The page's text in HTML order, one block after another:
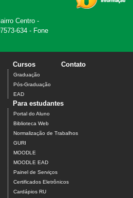
Centro -
634 - Fone
Cursos
Graduação
Pós-Graduação
EAD
Contato
Para estudantes
Portal do Aluno
Biblioteca Web
Normalização de Trabalhos
GURI
MOODLE
MOODLE EAD
Painel de Serviços
Certificados Eletrônicos
Cardápios RU